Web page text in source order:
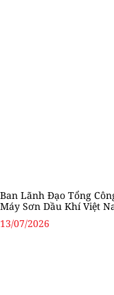
Ban Lãnh Đạo Tổng
Máy Sơn Dầu Khí Việt
13/07/2026